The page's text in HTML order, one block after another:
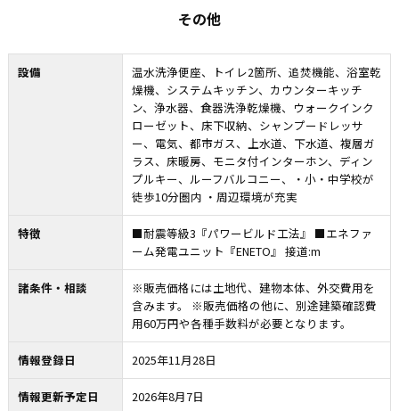
その他
設備
温水洗浄便座、トイレ2箇所、追焚機能、浴室乾
燥機、システムキッチン、カウンターキッチ
ン、浄水器、食器洗浄乾燥機、ウォークインク
ローゼット、床下収納、シャンプードレッサ
ー、電気、都市ガス、上水道、下水道、複層ガ
ラス、床暖房、モニタ付インターホン、ディン
プルキー、ルーフバルコニー、・小・中学校が
徒歩10分圏内 ・周辺環境が充実
特徴
■耐震等級3『パワービルド工法』 ■エネファ
ーム発電ユニット『ENETO』 接道:m
諸条件・相談
※販売価格には土地代、建物本体、外交費用を
含みます。 ※販売価格の他に、別途建築確認費
用60万円や各種手数料が必要となります。
情報登録日 2025年11月28日
情報更新予定日 2026年8月7日